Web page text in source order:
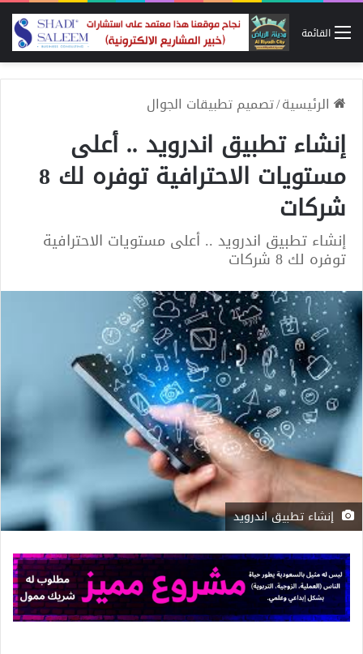
القائمة
الرئيسية/تصميم تطبيقات الجوال
إنشاء تطبيق اندرويد .. أعلى
مستويات الاحترافية توفره لك 8
شركات
إنشاء تطبيق اندرويد .. أعلى مستويات الاحترافية
توفره لك 8 شركات
إنشاء تطبيق اندرويد